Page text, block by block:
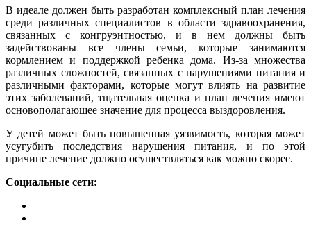
В идеале должен быть разработан комплексный план лечения
среди различных специалистов в области здравоохранения,
связанных с конгруэнтностью, и в нем должны быть
задействованы все члены семьи, которые занимаются
кормлением и поддержкой ребенка дома. Из-за множества
различных сложностей, связанных с нарушениями питания и
различными факторами, которые могут влиять на развитие
этих заболеваний, тщательная оценка и план лечения имеют
основополагающее значение для процесса выздоровления.
У детей может быть повышенная уязвимость, которая может
усугубить последствия нарушения питания, и по этой
причине лечение должно осуществляться как можно скорее.
Социальные сети: